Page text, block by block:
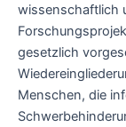
wissenschaftlich
gesetzlich
Menschen, die